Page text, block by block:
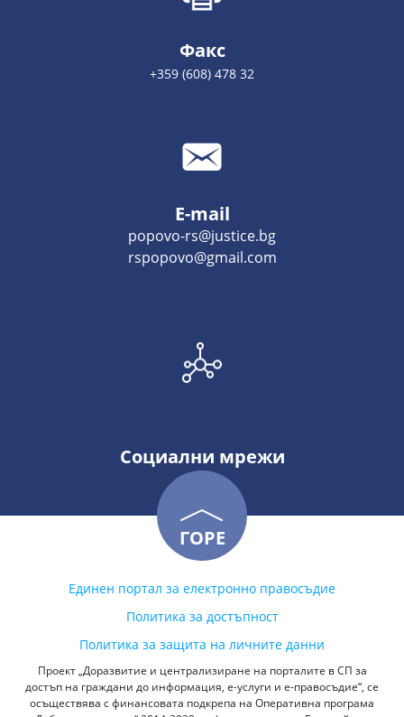
Факс
+359 (608) 478 32
E-mail
popovo-rs@justice.bg
rspopovo@gmail.com
Социални мрежи
ГОРЕ
Единен портал за електронно правосъдие
Политика за достъпност
Политика за защита на личните данни
Проект „Доразвитие и централизиране на порталите в СП за
достъп на граждани до информация, е-услуги и е-правосъдие“, се
осъществява с финансовата подкрепа на Оперативна програма